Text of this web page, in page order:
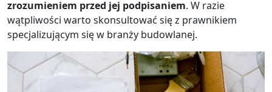
zrozumieniem przed jej podpisaniem. W razie
wątpliwości warto skonsultować się z prawnikiem
specjalizującym się w branży budowlanej.